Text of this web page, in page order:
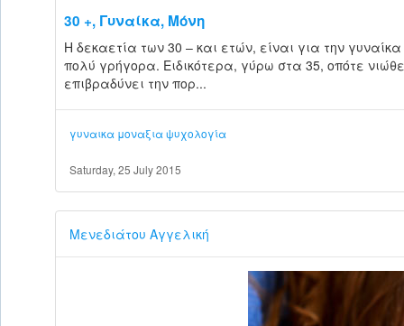
30 +, Γυναίκα, Μόνη
Η δεκαετία των 30 – και ετών, είναι για την
πολύ γρήγορα. Ειδικότερα, γύρω στα 35, οπότε
επιβραδύνει την πορ...
γυναικα μοναξιαψυχολογία
Saturday, 25 July 2015
Μενεδιάτου Αγγελική